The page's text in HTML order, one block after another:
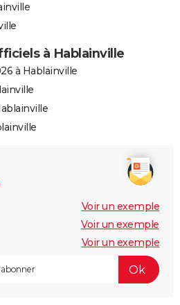
à Hablainville
à Hablainville
Voir un exemple
Voir un exemple
Voir un exemple